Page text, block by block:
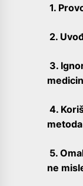
1.
2.
3.
4.
5.
ne